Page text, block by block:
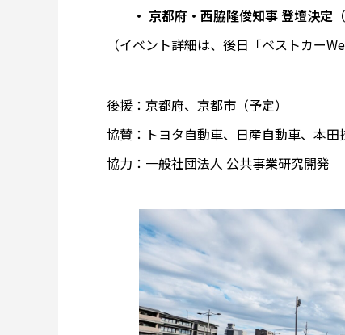
・ 京都府・西脇隆俊知事 登壇決定
（イベント詳細は、後日「ベストカー
後援：京都府、京都市（予定）
協賛：トヨタ自動車、日産自動車、本
協力：一般社団法人 公共事業研究開発